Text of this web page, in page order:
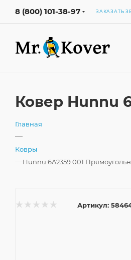
8 (800) 101-38-97 ЗАКАЗАТЬ
Ковер Hunnu
Главная
—
Ковры
—Hunnu 6A2359 001
Артикул: